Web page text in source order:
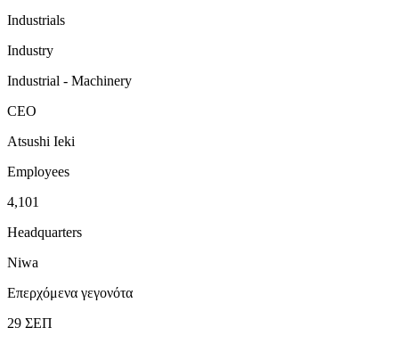
Industrials
Industry
Industrial - Machinery
CEO
Atsushi Ieki
Employees
4,101
Headquarters
Niwa
Επερχόμενα γεγονότα
29 ΣΕΠ